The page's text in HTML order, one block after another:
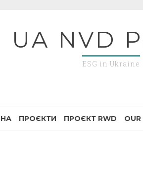
UA NVD
ESG in Ukraine
ПРОЄКТИ ПРОЄКТ RWD OUR